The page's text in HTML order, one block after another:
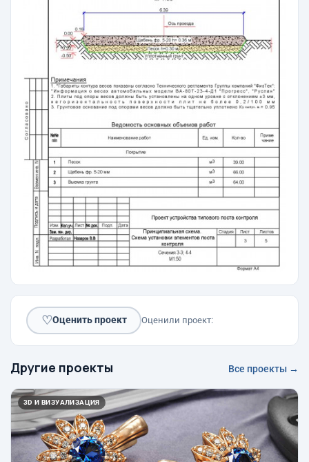
♡Оценить проект Оценили проект:
Другие проекты Все проекты →
3D И ВИЗУАЛИЗАЦИЯ